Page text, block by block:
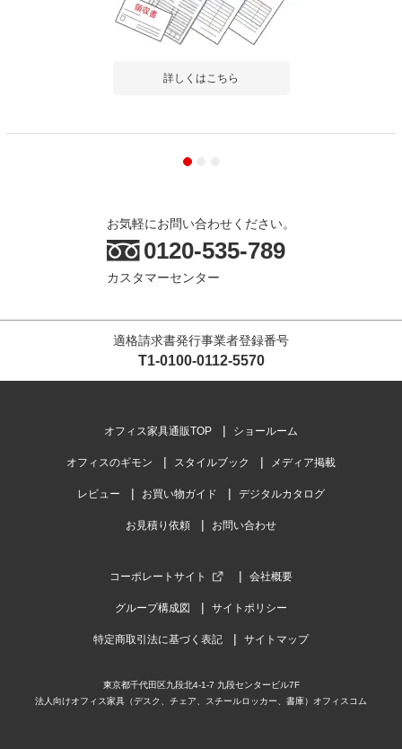
詳しくはこちら
お気軽にお問い合わせください。
0120-535-789
カスタマーセンター
適格請求書発行事業者登録番号
T1-0100-0112-5570
オフィス家具通販TOP ショールーム
オフィスのギモン スタイルブック メディア掲載
レビュー お買い物ガイド デジタルカタログ
お見積り依頼 お問い合わせ
コーポレートサイト 会社概要
グループ構成図 サイトポリシー
特定商取引法に基づく表記 サイトマップ
東京都千代田区九段北4-1-7 九段センタービル7F
法人向けオフィス家具（デスク、チェア、スチールロッカー、書庫）オフィスコム